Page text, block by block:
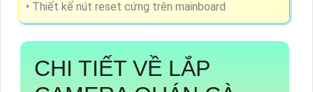
• Thiết kế nút reset cứng trên mainboard
CHI TIẾT VỀ LẮP